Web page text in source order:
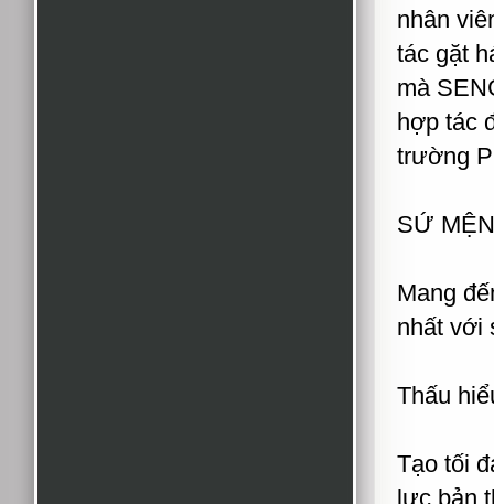
nhân
tác gặt
mà
hợp tác
trường
SỨ
Mang
nhất với
Thấu
Tạo tối
lực bản